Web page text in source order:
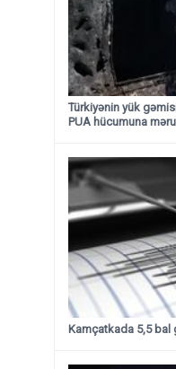
Türkiyənin yük
PUA hücumuna
Kamçatkada 5,5 bal